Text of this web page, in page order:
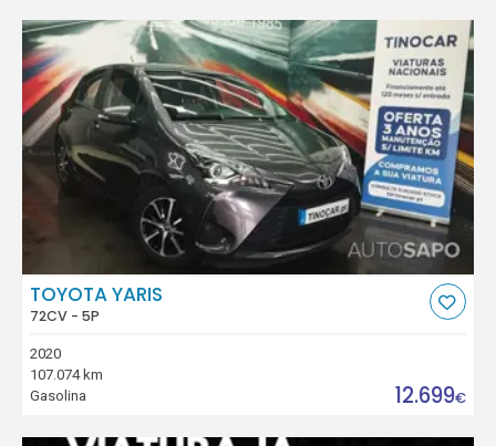
TOYOTA YARIS
72CV - 5P
2020
107.074 km
Gasolina
12.699€